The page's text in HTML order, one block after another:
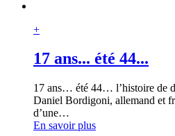
+
17 ans... été 44...
17 ans… été 44… l’histoire de
Daniel Bordigoni, allemand et
d’une…
En savoir plus